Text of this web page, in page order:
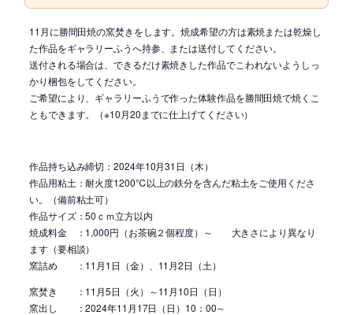
11月に勝間田焼の窯焚きをします。焼成希望の方は素焼または乾燥し
た作品をギャラリーふうへ持参、または送付してください。
送付される場合は、できるだけ素焼きした作品でこわれないようしっ
かり梱包をしてください。
ご希望により、ギャラリーふうで作った体験作品を勝間田焼で焼くこ
ともできます。（※10月20までに仕上げてください）
作品持ち込み締切：2024年10月31日（木）
作品用粘土：耐火度1200℃以上の鉄分を含んだ粘土をご使用くださ
い。（備前粘土可）
作品サイズ：50ｃｍ立方以内
焼成料金 ：1,000円（お茶碗２個程度）～ 大きさにより異なり
ます（要相談）
窯詰め ：11月1日（金）、11月2日（土）
窯焚き ：11月5日（火）～11月10日（日）
窯出し ：2024年11月17日（日）10：00～